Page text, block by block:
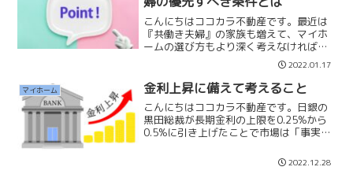
こんにちはココカラ不動産です。最近は
『共働き夫婦』の家族も増えて、マイホ
ームの選び方もより深く考えなければい
けないと思っています。子育てをしなが
ら夫婦がフルタイムで働く場合、物件選
びで何を考えなければいけないのかにつ
いてお話しいたします。子...
2022.01.17
マイホーム 金利上昇に備えて考えること
こんにちはココカラ不動産です。日銀の
黒田総裁が長期金利の上限を0.25%から
0.5%に引き上げたことで市場は「事実上
影響を与えています。今後、住宅ローン
金利も徐々に上昇していくのではないか
2022.12.28